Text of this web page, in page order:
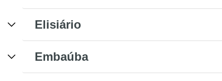
Elisiário
Embaúba